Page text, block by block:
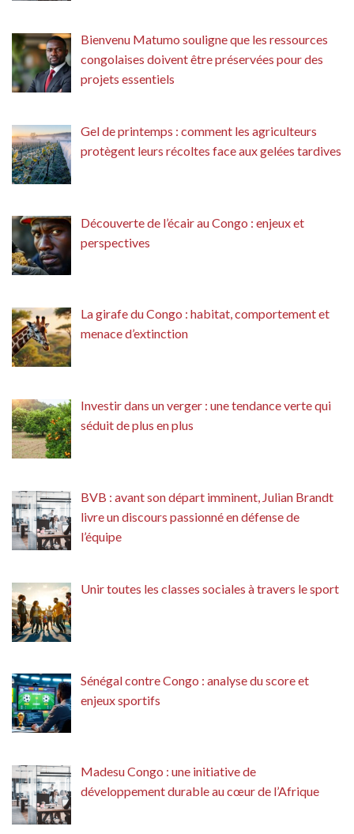
Bienvenu Matumo souligne que les ressources
congolaises doivent être préservées pour des
projets essentiels
Gel de printemps : comment les agriculteurs
protègent leurs récoltes face aux gelées tardives
Découverte de l’écair au Congo : enjeux et
perspectives
La girafe du Congo : habitat, comportement et
menace d’extinction
Investir dans un verger : une tendance verte qui
séduit de plus en plus
BVB : avant son départ imminent, Julian Brandt
livre un discours passionné en défense de
l’équipe
Unir toutes les classes sociales à travers le sport
Sénégal contre Congo : analyse du score et
enjeux sportifs
Madesu Congo : une initiative de
développement durable au cœur de l’Afrique